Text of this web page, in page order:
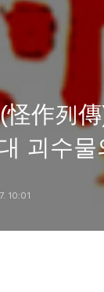
怪作列
괴수물
10:01